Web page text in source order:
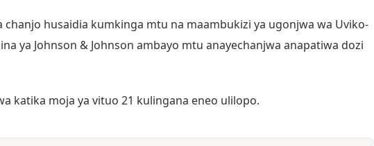
chanjo husaidia kumkinga mtu na maambukizi ya ugonjwa wa Uviko-
ya Johnson & Johnson ambayo mtu anayechanjwa anapatiwa dozi
katika moja ya vituo 21 kulingana eneo ulilopo.